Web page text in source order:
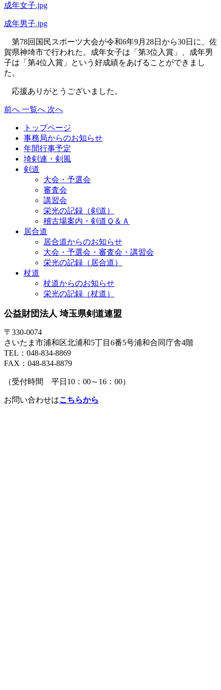
成年女子.jpg
成年男子.jpg
第78回国民スポーツ大会が令和6年9月28日から30日に、佐
賀県神埼市で行われた。成年女子は「第3位入賞」、成年男
子は「第4位入賞」という好成績をあげることができまし
た。
応援ありがとうございました。
前へ 一覧へ 次へ
トップページ
事務局からのお知らせ
年間行事予定
埼剣連・剣風
剣道
大会・予選会
審査会
講習会
栄光の記録（剣道）
稽古場案内・剣道Ｑ＆Ａ
居合道
居合道からのお知らせ
大会・予選会・審査会・講習会
栄光の記録（居合道）
杖道
杖道からのお知らせ
栄光の記録（杖道）
公益財団法人 埼玉県剣道連盟
〒330-0074
さいたま市浦和区北浦和5丁目6番5号浦和合同庁舎4階
TEL：048-834-8869
FAX：048-834-8879
（受付時間 平日10：00～16：00）
お問い合わせはこちらから